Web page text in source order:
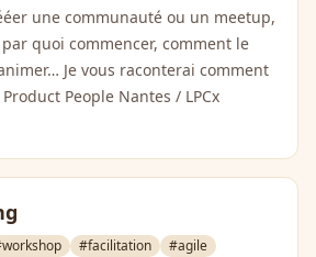
une communauté ou un meetup,
quoi commencer, comment le
Je vous raconterai comment
People Nantes / LPCx
#facilitation
#agile